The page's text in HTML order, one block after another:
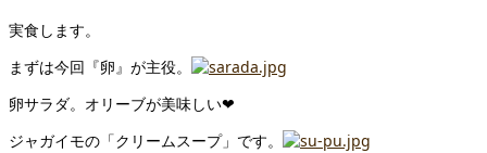
実食します。
まずは今回『卵』が主役。
卵サラダ。オリーブが美味しい❤
ジャガイモの「クリームスープ」です。